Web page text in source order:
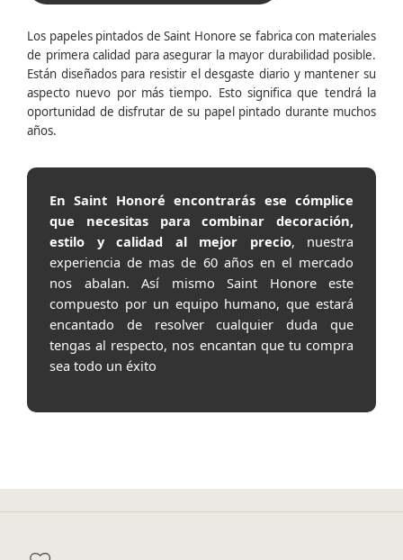
Los papeles pintados de Saint Honore se fabrica con materiales
de primera calidad para asegurar la mayor durabilidad posible.
Están diseñados para resistir el desgaste diario y mantener su
aspecto nuevo por más tiempo. Esto significa que tendrá la
oportunidad de disfrutar de su papel pintado durante muchos
años.
En Saint Honoré encontrarás ese cómplice
que necesitas para combinar decoración,
estilo y calidad al mejor precio, nuestra
experiencia de mas de 60 años en el mercado
nos abalan. Así mismo Saint Honore este
compuesto por un equipo humano, que estará
encantado de resolver cualquier duda que
tengas al respecto, nos encantan que tu compra
sea todo un éxito